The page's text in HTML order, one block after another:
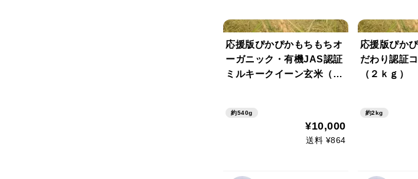
応援版ぴかぴかもちもちオ
ーガニック・有機JAS認証
ミルキークイーン玄米（３
約540g
¥10,000
送料 ¥864
応援版ぴか
だわり認証
（２ｋｇ）
約2kg